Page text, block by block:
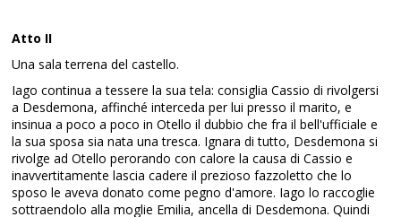
Atto II
Una sala terrena del castello.
Iago continua a tessere la sua tela: consiglia Cassio di rivolgersi
a Desdemona, affinché interceda per lui presso il marito, e
insinua a poco a poco in Otello il dubbio che fra il bell'ufficiale e
la sua sposa sia nata una tresca. Ignara di tutto, Desdemona si
rivolge ad Otello perorando con calore la causa di Cassio e
inavvertitamente lascia cadere il prezioso fazzoletto che lo
sposo le aveva donato come pegno d'amore. Iago lo raccoglie
sottraendolo alla moglie Emilia, ancella di Desdemona. Quindi